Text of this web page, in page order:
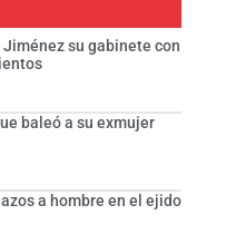
su gabinete con
baleó a su exmujer
a hombre en el ejido